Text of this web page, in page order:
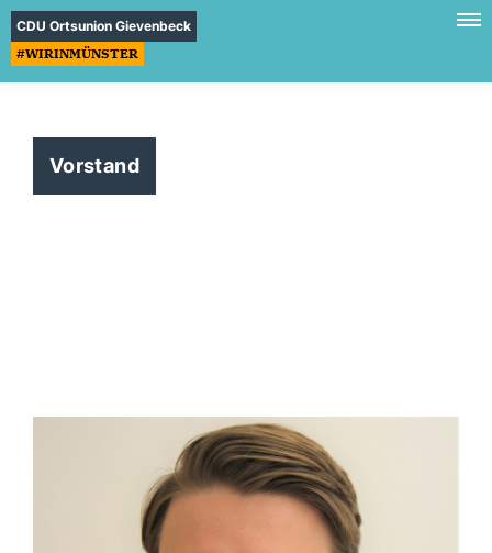
CDU Ortsunion Gievenbeck
#WIRINMÜNSTER
Vorstand